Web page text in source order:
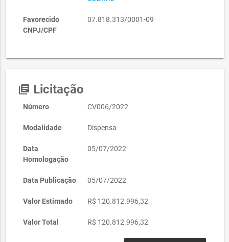
Favorecido
CNPJ/CPF
07.818.313/0001-09
library_books Licitação
Número CV006/2022
Modalidade Dispensa
Data
Homologação
05/07/2022
Data Publicação 05/07/2022
Valor Estimado R$ 120.812.996,32
Valor Total R$ 120.812.996,32